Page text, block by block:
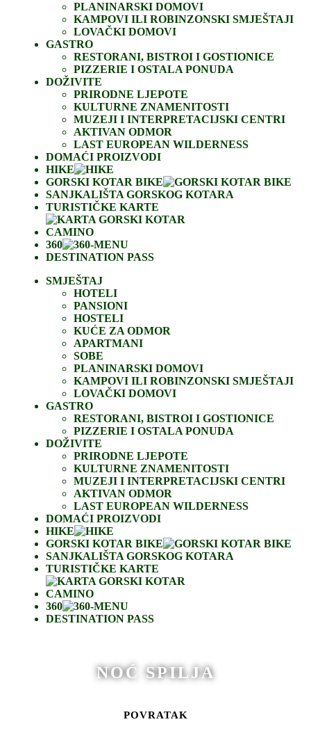
PLANINARSKI DOMOVI
KAMPOVI ILI ROBINZONSKI SMJEŠTAJI
LOVAČKI DOMOVI
GASTRO
RESTORANI, BISTROI I GOSTIONICE
PIZZERIE I OSTALA PONUDA
DOŽIVITE
PRIRODNE LJEPOTE
KULTURNE ZNAMENITOSTI
MUZEJI I INTERPRETACIJSKI CENTRI
AKTIVAN ODMOR
LAST EUROPEAN WILDERNESS
DOMAĆI PROIZVODI
HIKE
GORSKI KOTAR BIKE
SANJKALIŠTA GORSKOG KOTARA
TURISTIČKE KARTE
CAMINO
360
DESTINATION PASS
SMJEŠTAJ
HOTELI
PANSIONI
HOSTELI
KUĆE ZA ODMOR
APARTMANI
SOBE
PLANINARSKI DOMOVI
KAMPOVI ILI ROBINZONSKI SMJEŠTAJI
LOVAČKI DOMOVI
GASTRO
RESTORANI, BISTROI I GOSTIONICE
PIZZERIE I OSTALA PONUDA
DOŽIVITE
PRIRODNE LJEPOTE
KULTURNE ZNAMENITOSTI
MUZEJI I INTERPRETACIJSKI CENTRI
AKTIVAN ODMOR
LAST EUROPEAN WILDERNESS
DOMAĆI PROIZVODI
HIKE
GORSKI KOTAR BIKE
SANJKALIŠTA GORSKOG KOTARA
TURISTIČKE KARTE
CAMINO
360
DESTINATION PASS
NOĆ SPILJA
POVRATAK